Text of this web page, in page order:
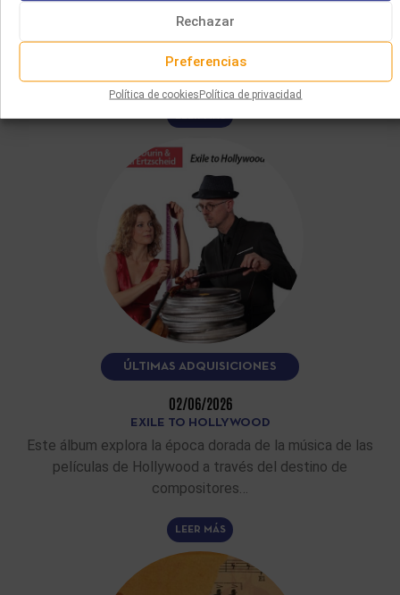
Rechazar
Preferencias
Política de cookiesPolítica de privacidad
Dans les années 1930, la montée des régimes totalitaires
en Europe contraint de nombreux musiciens juifs à émigrer
ÚLTIMAS ADQUISICIONES
02/06/2026
EXILE TO HOLLYWOOD
Este álbum explora la época dorada de la música de las
películas de Hollywood a través del destino de
compositores…
LEER MÁS